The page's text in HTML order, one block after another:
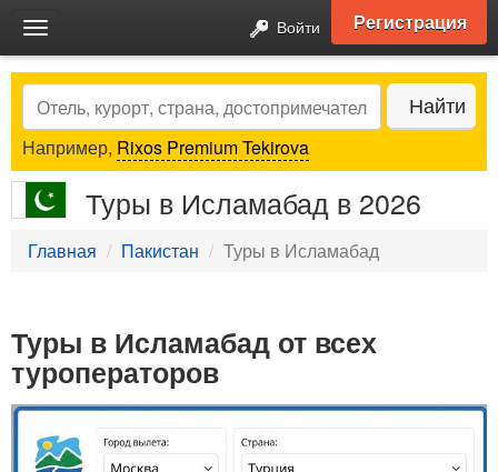
Toggle
navigation
Войти Регистрация
Search Найти
Например, Rixos Premium Tekirova
Туры в Исламабад в 2026
Главная Пакистан Туры в Исламабад
Туры в Исламабад от всех
туроператоров